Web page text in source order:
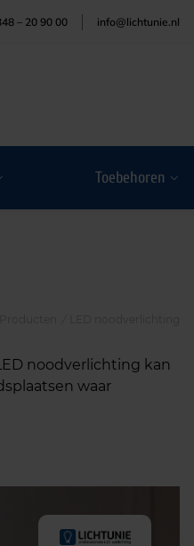
– 20 90 00 info@lichtunie.nl
Toebehoren
noodverlichting kan
waar